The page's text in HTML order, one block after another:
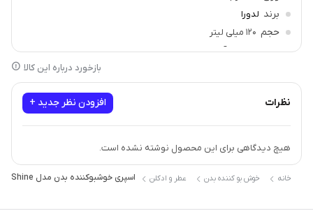
برند لدورا
حجم 120 میلی لیتر
مناسب برای آقایان و بانوان
بازخورد درباره این کالا
نظرات افزودن نظر جدید +
هیچ دیدگاهی برای این محصول نوشته نشده است.
خانه خوش بو کننده بدن عطر و ادکلن اسپری خوشبوکننده بدن مدل Shine لدورا فرگرنس 120 میلی لیتر